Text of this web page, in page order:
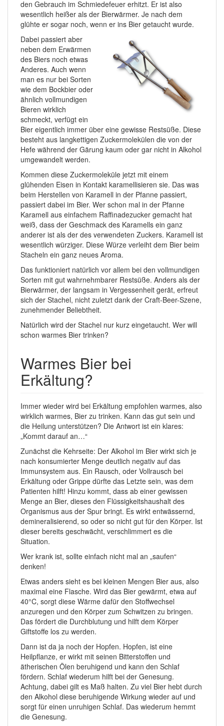
den Gebrauch im Schmiedefeuer erhitzt. Er ist also
wesentlich heißer als der Bierwärmer. Je nach dem
glühte er sogar noch, wenn er ins Bier getaucht wurde.
Dabei passiert aber
neben dem Erwärmen
des Biers noch etwas
Anderes. Auch wenn
man es nur bei Sorten
wie dem Bockbier oder
ähnlich vollmundigen
Bieren wirklich
schmeckt, verfügt ein
Bier eigentlich immer über eine gewisse Restsüße. Diese
besteht aus langkettigen Zuckermolekülen die von der
Hefe während der Gärung kaum oder gar nicht in Alkohol
umgewandelt werden.
Kommen diese Zuckermoleküle jetzt mit einem
glühenden Eisen in Kontakt karamellisieren sie. Das was
beim Herstellen von Karamell in der Pfanne passiert,
passiert dabei im Bier. Wer schon mal in der Pfanne
Karamell aus einfachem Raffinadezucker gemacht hat
weiß, dass der Geschmack des Karamells ein ganz
anderer ist als der des verwendeten Zuckers. Karamell ist
wesentlich würziger. Diese Würze verleiht dem Bier beim
Stacheln ein ganz neues Aroma.
Das funktioniert natürlich vor allem bei den vollmundigen
Sorten mit gut wahrnehmbarer Restsüße. Anders als der
Bierwärmer, der langsam in Vergessenheit gerät, erfreut
sich der Stachel, nicht zuletzt dank der Craft-Beer-Szene,
zunehmender Beliebtheit.
Natürlich wird der Stachel nur kurz eingetaucht. Wer will
schon warmes Bier trinken?
Warmes Bier bei
Erkältung?
Immer wieder wird bei Erkältung empfohlen warmes, also
wirklich warmes, Bier zu trinken. Kann das gut sein und
die Heilung unterstützen? Die Antwort ist ein klares:
„Kommt darauf an…“
Zunächst die Kehrseite: Der Alkohol im Bier wirkt sich je
nach konsumierter Menge deutlich negativ auf das
Immunsystem aus. Ein Rausch, oder Vollrausch bei
Erkältung oder Grippe dürfte das Letzte sein, was dem
Patienten hilft! Hinzu kommt, dass ab einer gewissen
Menge an Bier, dieses den Flüssigkeitshaushalt des
Organismus aus der Spur bringt. Es wirkt entwässernd,
demineralisierend, so oder so nicht gut für den Körper. Ist
dieser bereits geschwächt, verschlimmert es die
Situation.
Wer krank ist, sollte einfach nicht mal an „saufen“
denken!
Etwas anders sieht es bei kleinen Mengen Bier aus, also
maximal eine Flasche. Wird das Bier gewärmt, etwa auf
40°C, sorgt diese Wärme dafür den Stoffwechsel
anzuregen und den Körper zum Schwitzen zu bringen.
Das fördert die Durchblutung und hilft dem Körper
Giftstoffe los zu werden.
Dann ist da ja noch der Hopfen. Hopfen, ist eine
Heilpflanze, er wirkt mit seinen Bitterstoffen und
ätherischen Ölen beruhigend und kann den Schlaf
fördern. Schlaf wiederum hilft bei der Genesung.
Achtung, dabei gilt es Maß halten. Zu viel Bier hebt durch
den Alkohol diese beruhigende Wirkung wieder auf und
sorgt für einen unruhigen Schlaf. Das wiederum hemmt
die Genesung.